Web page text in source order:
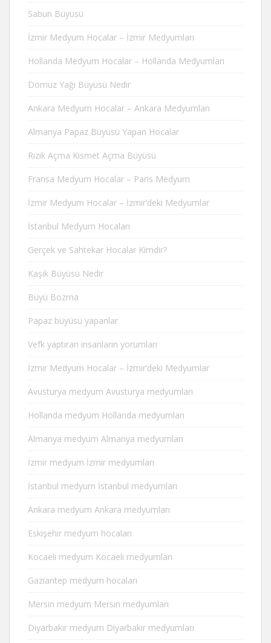
Sabun Büyüsü
İzmir Medyum Hocalar – İzmir Medyumları
Hollanda Medyum Hocalar – Hollanda Medyumları
Domuz Yağı Büyüsü Nedir
Ankara Medyum Hocalar – Ankara Medyumları
Almanya Papaz Büyüsü Yapan Hocalar
Rızık Açma Kısmet Açma Büyüsü
Fransa Medyum Hocalar – Paris Medyum
İzmir Medyum Hocalar – İzmir’deki Medyumlar
İstanbul Medyum Hocaları
Gerçek ve Sahtekar Hocalar Kimdir?
Kaşık Büyüsü Nedir
Büyü Bozma
Papaz büyüsü yapanlar
Vefk yaptıran insanların yorumları
İzmir Medyum Hocalar – İzmir’deki Medyumlar
Avusturya medyum Avusturya medyumları
Hollanda medyum Hollanda medyumları
Almanya medyum Almanya medyumları
İzmir medyum İzmir medyumları
İstanbul medyum İstanbul medyumları
Ankara medyum Ankara medyumları
Eskişehir medyum hocaları
Kocaeli medyum Kocaeli medyumları
Gaziantep medyum hocaları
Mersin medyum Mersin medyumları
Diyarbakır medyum Diyarbakır medyumları